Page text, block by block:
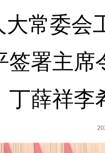
常委会
签署主
丁薛祥李